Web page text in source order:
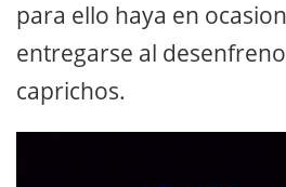
para ello haya en
entregarse al
caprichos.